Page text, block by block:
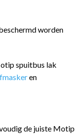
worden
spuitbus lak
en
de juiste Motip